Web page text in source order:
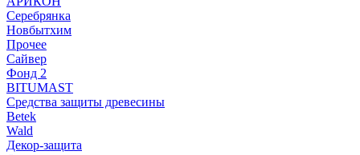
Серебрянка
Новбытхим
Прочее
Сайвер
Фонд 2
BITUMAST
Средства защиты древесины
Betek
Wald
Декор-защита